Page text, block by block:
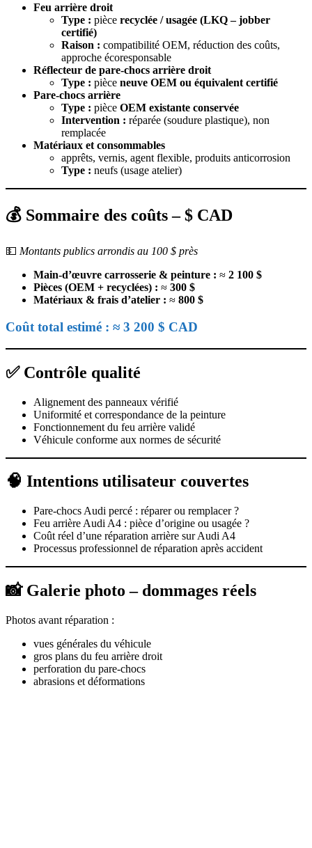
Feu arrière droit
Type : pièce recyclée / usagée (LKQ – jobber
certifié)
Raison : compatibilité OEM, réduction des coûts,
approche écoresponsable
Réflecteur de pare-chocs arrière droit
Type : pièce neuve OEM ou équivalent certifié
Pare-chocs arrière
Type : pièce OEM existante conservée
Intervention : réparée (soudure plastique), non
remplacée
Matériaux et consommables
apprêts, vernis, agent flexible, produits anticorrosion
Type : neufs (usage atelier)
💰 Sommaire des coûts – $ CAD
💵 Montants publics arrondis au 100 $ près
Main-d’œuvre carrosserie & peinture : ≈ 2 100 $
Pièces (OEM + recyclées) : ≈ 300 $
Matériaux & frais d’atelier : ≈ 800 $
Coût total estimé : ≈ 3 200 $ CAD
✅ Contrôle qualité
Alignement des panneaux vérifié
Uniformité et correspondance de la peinture
Fonctionnement du feu arrière validé
Véhicule conforme aux normes de sécurité
🧠 Intentions utilisateur couvertes
Pare-chocs Audi percé : réparer ou remplacer ?
Feu arrière Audi A4 : pièce d’origine ou usagée ?
Coût réel d’une réparation arrière sur Audi A4
Processus professionnel de réparation après accident
📸 Galerie photo – dommages réels
Photos avant réparation :
vues générales du véhicule
gros plans du feu arrière droit
perforation du pare-chocs
abrasions et déformations